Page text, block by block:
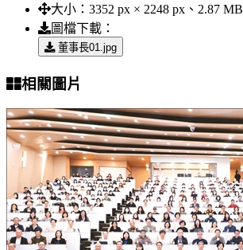
大小： 3352 px × 2248 px、2.87 MB
圖檔下載：
董事長01.jpg
相關圖片